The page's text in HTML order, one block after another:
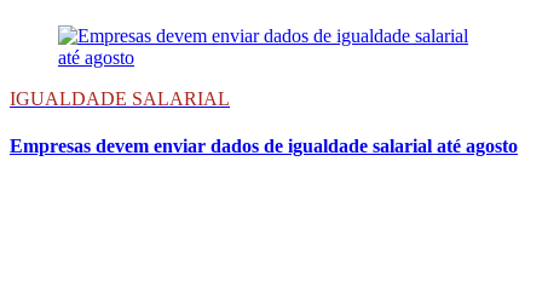
IGUALDADE SALARIAL
Empresas devem enviar dados de igualdade salarial até agosto